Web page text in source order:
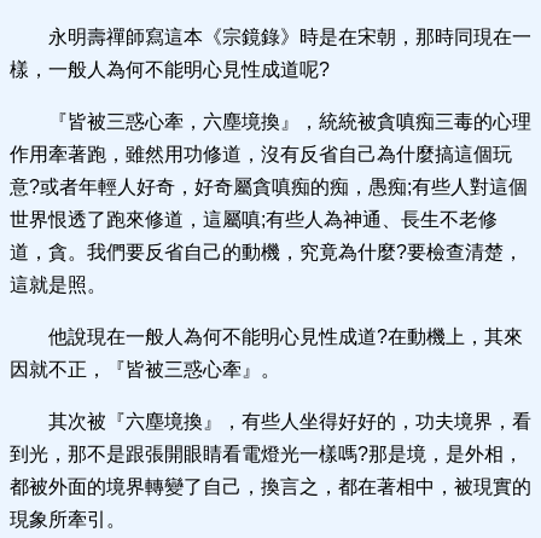
永明壽禪師寫這本《宗鏡錄》時是在宋朝，那時同現在一
樣，一般人為何不能明心見性成道呢?
『皆被三惑心牽，六塵境換』，統統被貪嗔痴三毒的心理
作用牽著跑，雖然用功修道，沒有反省自己為什麼搞這個玩
意?或者年輕人好奇，好奇屬貪嗔痴的痴，愚痴;有些人對這個
世界恨透了跑來修道，這屬嗔;有些人為神通、長生不老修
道，貪。我們要反省自己的動機，究竟為什麼?要檢查清楚，
這就是照。
他說現在一般人為何不能明心見性成道?在動機上，其來
因就不正，『皆被三惑心牽』。
其次被『六塵境換』，有些人坐得好好的，功夫境界，看
到光，那不是跟張開眼睛看電燈光一樣嗎?那是境，是外相，
都被外面的境界轉變了自己，換言之，都在著相中，被現實的
現象所牽引。